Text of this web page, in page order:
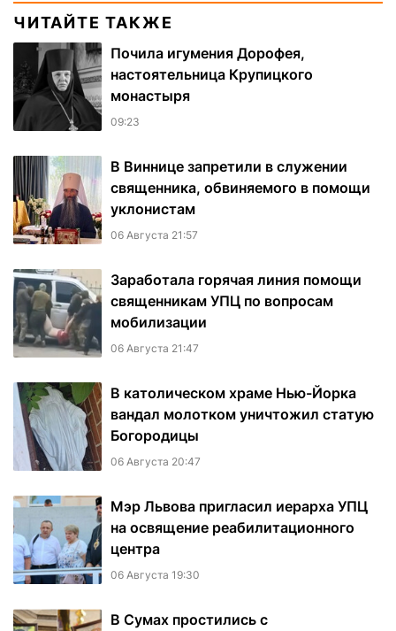
ЧИТАЙТЕ ТАКЖЕ
Почила игумения Дорофея,
настоятельница Крупицкого
монастыря
09:23
В Виннице запретили в служении
священника, обвиняемого в помощи
уклонистам
06 Августа 21:57
Заработала горячая линия помощи
священникам УПЦ по вопросам
мобилизации
06 Августа 21:47
В католическом храме Нью-Йорка
вандал молотком уничтожил статую
Богородицы
06 Августа 20:47
Мэр Львова пригласил иерарха УПЦ
на освящение реабилитационного
центра
06 Августа 19:30
В Сумах простились с